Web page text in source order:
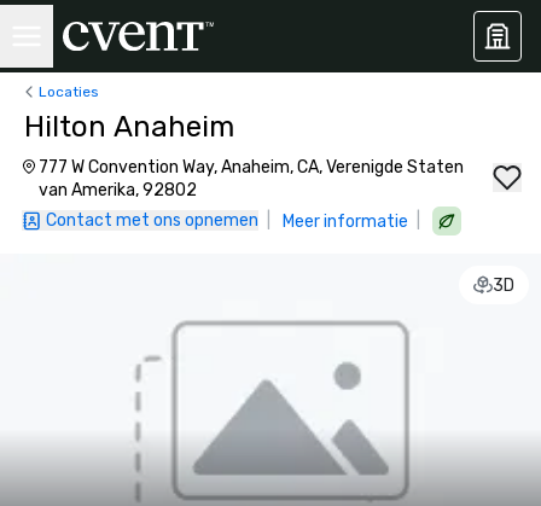
Locaties
Hilton Anaheim
777 W Convention Way, Anaheim, CA, Verenigde Staten
van Amerika, 92802
Contact met ons opnemen
Meer informatie
3D